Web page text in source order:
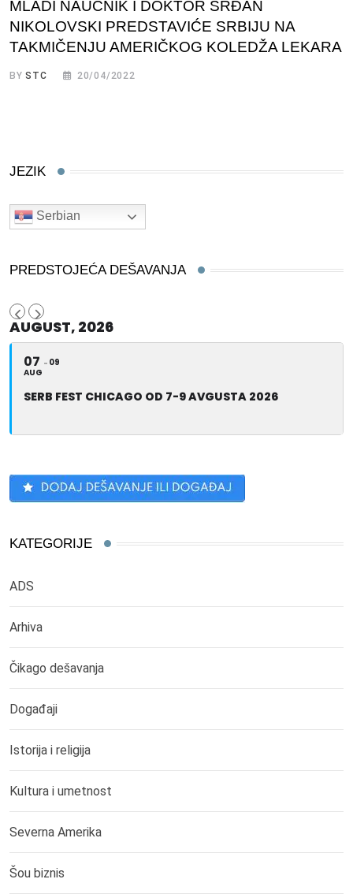
MLADI NAUČNIK I DOKTOR SRĐAN
NIKOLOVSKI PREDSTAVIĆE SRBIJU NA
TAKMIČENJU AMERIČKOG KOLEDŽA LEKARA
BYSTC 20/04/2022
JEZIK
Serbian
PREDSTOJEĆA DEŠAVANJA
AUGUST, 2026
07
AUG
09
SERB FEST CHICAGO OD 7-9 AVGUSTA 2026
KATEGORIJE
ADS
Arhiva
Čikago dešavanja
Događaji
Istorija i religija
Kultura i umetnost
Severna Amerika
Šou biznis